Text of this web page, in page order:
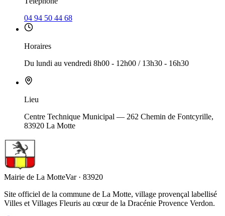
04 94 50 44 68
Horaires
Du lundi au vendredi 8h00 - 12h00 / 13h30 - 16h30
Lieu
Centre Technique Municipal — 262 Chemin de Fontcyrille,
83920 La Motte
Mairie de La MotteVar · 83920
Site officiel de la commune de La Motte, village provençal labellisé
Villes et Villages Fleuris au cœur de la Dracénie Provence Verdon.